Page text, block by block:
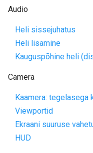
Audio
Heli sissejuhatus
Heli lisamine
Kauguspõhine heli
Camera
Kaamera: tegelasega
Viewportid
Ekraani suuruse
HUD